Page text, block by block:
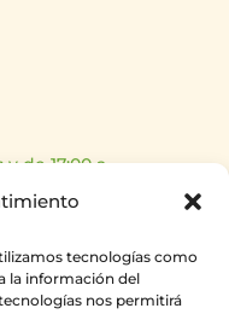
tecnologías como
la información del
nos permitirá
y de 17:00 a